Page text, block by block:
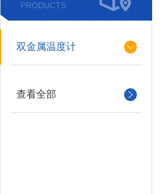
PRODUCTS
双金属温度计
查看全部